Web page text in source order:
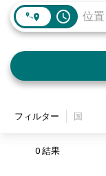
access_time
フィルター 国
0 結果